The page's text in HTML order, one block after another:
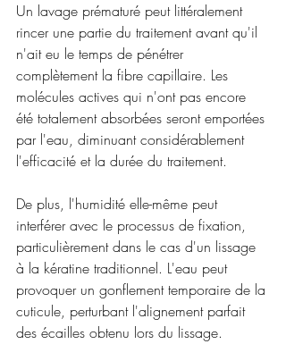
Un lavage prématuré peut littéralement
rincer une partie du traitement avant qu'il
n'ait eu le temps de pénétrer
complètement la fibre capillaire. Les
molécules actives qui n'ont pas encore
été totalement absorbées seront emportées
par l'eau, diminuant considérablement
l'efficacité et la durée du traitement.
De plus, l'humidité elle-même peut
interférer avec le processus de fixation,
particulièrement dans le cas d'un lissage
à la kératine traditionnel. L'eau peut
provoquer un gonflement temporaire de la
cuticule, perturbant l'alignement parfait
des écailles obtenu lors du lissage.